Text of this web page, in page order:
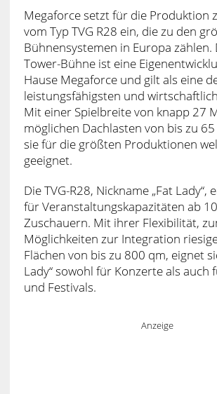
Megaforce setzt für die Produktion
vom Typ TVG R28 ein, die zu den
Bühnensystemen in Europa zählen.
Tower-Bühne ist eine
Hause Megaforce und gilt als eine
leistungsfähigsten und
Mit einer Spielbreite von knapp 27
möglichen Dachlasten von bis zu
sie für die größten Produktionen
geeignet.
Die TVG-R28, Nickname „Fat Lady“,
für Veranstaltungskapazitäten ab
Zuschauern. Mit ihrer Flexibilität,
Möglichkeiten zur Integration
Flächen von bis zu 800 qm, eignet
Lady“ sowohl für Konzerte als auch
und Festivals.
Anzeige